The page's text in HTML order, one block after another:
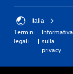
Italia
Termini
legali
Informativa
sulla
privacy